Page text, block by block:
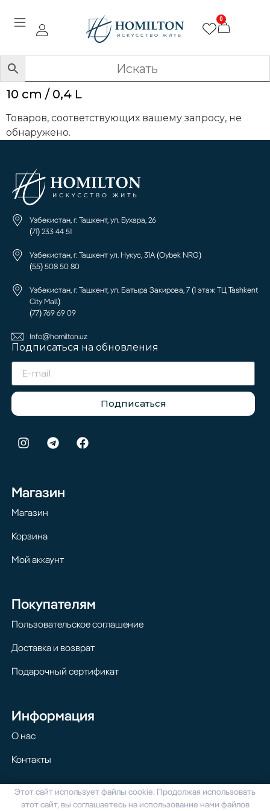
0
10 cm / 0,4 L
Товаров, соответствующих вашему запросу, не
обнаружено.
Узбекистан, г. Ташкент, ул. Бухара, 26
(71) 233 44 51
Узбекистан, г. Ташкент ул. Нукус, 31А (Oybek NRG)
(55) 508 50 80
Узбекистан, г. Ташкент, ул. Батыра Закирова, 7 (1 этаж ТЦ Tashkent
City Mall)
(77) 769 69 09
Info@homilton.uz
Подписаться на обновления
Подписаться
Магазин
Магазин
Корзина
Мой аккаунт
Покупателям
Пользовательское соглашение
Доставка и возврат
Подарочный сертификат
Информация
О нас
Контакты
© 2024 Homilton. Все права защищены
Этот сайт использует файлы cookie. Продолжая использовать
этот сайт, вы соглашаетесь на использование нами файлов